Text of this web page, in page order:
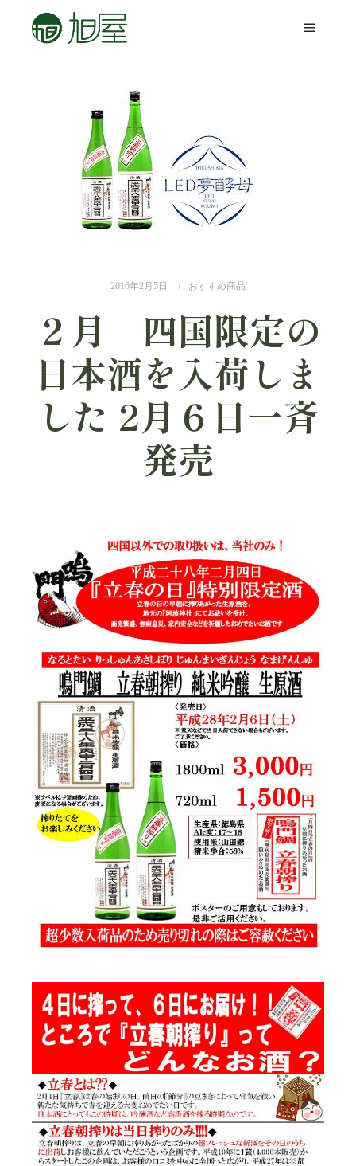
2016年2月5日 おすすめ商品
２月 四国限定の
日本酒を入荷しま
した 2月６日一斉
発売